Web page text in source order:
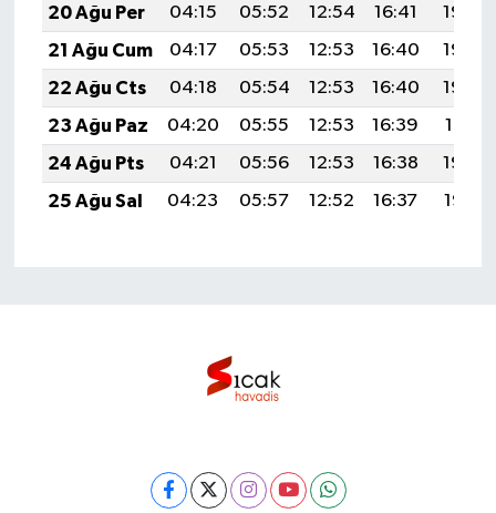
20 Ağu Per
04:15 05:52 12:54 16:41
19:46
21 Ağu Cum
04:17 05:53 12:53 16:40
19:44
22 Ağu Cts
04:18 05:54 12:53 16:40
19:43
23 Ağu Paz
04:20 05:55 12:53 16:39
19:41
24 Ağu Pts
04:21 05:56 12:53 16:38
19:40
25 Ağu Sal
04:23 05:57 12:52 16:37 19:38